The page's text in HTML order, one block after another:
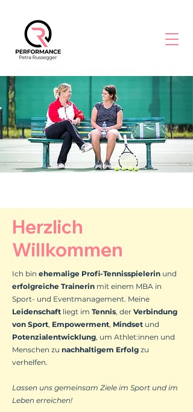
Herzlich
Willkommen
Ich bin ehemalige Profi-Tennisspielerin und
erfolgreiche Trainerin mit einem MBA in
Sport- und Eventmanagement. Meine
Leidenschaft liegt im Tennis, der Verbindung
von Sport, Empowerment, Mindset und
Potenzialentwicklung, um Athlet:innen und
Menschen zu nachhaltigem Erfolg zu
verhelfen.
Lassen uns gemeinsam Ziele im Sport und im
Leben erreichen!